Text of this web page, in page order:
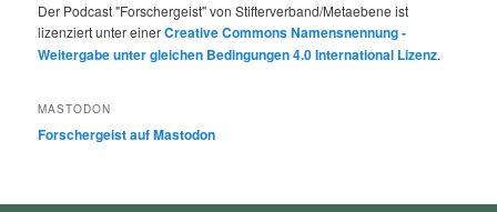
Der Podcast "Forschergeist" von Stifterverband/Metaebene ist
lizenziert unter einerCreative Commons Namensnennung -
Weitergabe unter gleichen Bedingungen 4.0 International Lizenz.
MASTODON
Forschergeist auf Mastodon